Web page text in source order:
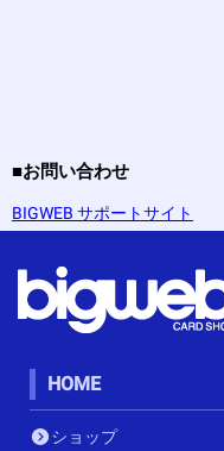
■お問い合わせ
BIGWEB サポートサイト
HOME
ショップ